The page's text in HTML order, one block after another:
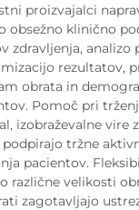
proizvajalci
obsežno klinično
zdravljenja, analizo
rezultatov,
obrata in
Pomoč pri
izobraževalne vire
tržne
pacientov.
različne velikosti
zagotavljajo